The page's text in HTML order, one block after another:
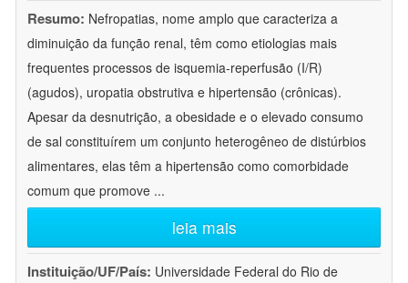
Resumo: Nefropatias, nome amplo que caracteriza a
diminuição da função renal, têm como etiologias mais
frequentes processos de isquemia-reperfusão (I/R)
(agudos), uropatia obstrutiva e hipertensão (crônicas).
Apesar da desnutrição, a obesidade e o elevado consumo
de sal constituírem um conjunto heterogêneo de distúrbios
alimentares, elas têm a hipertensão como comorbidade
comum que promove ...
leia mais
Instituição/UF/País: Universidade Federal do Rio de